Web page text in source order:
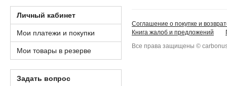
Личный кабинет
Мои платежи и покупки
Мои товары в резерве
Задать вопрос
Соглашение о покупке и
Книга жалоб и предложений
Все права защищены ©